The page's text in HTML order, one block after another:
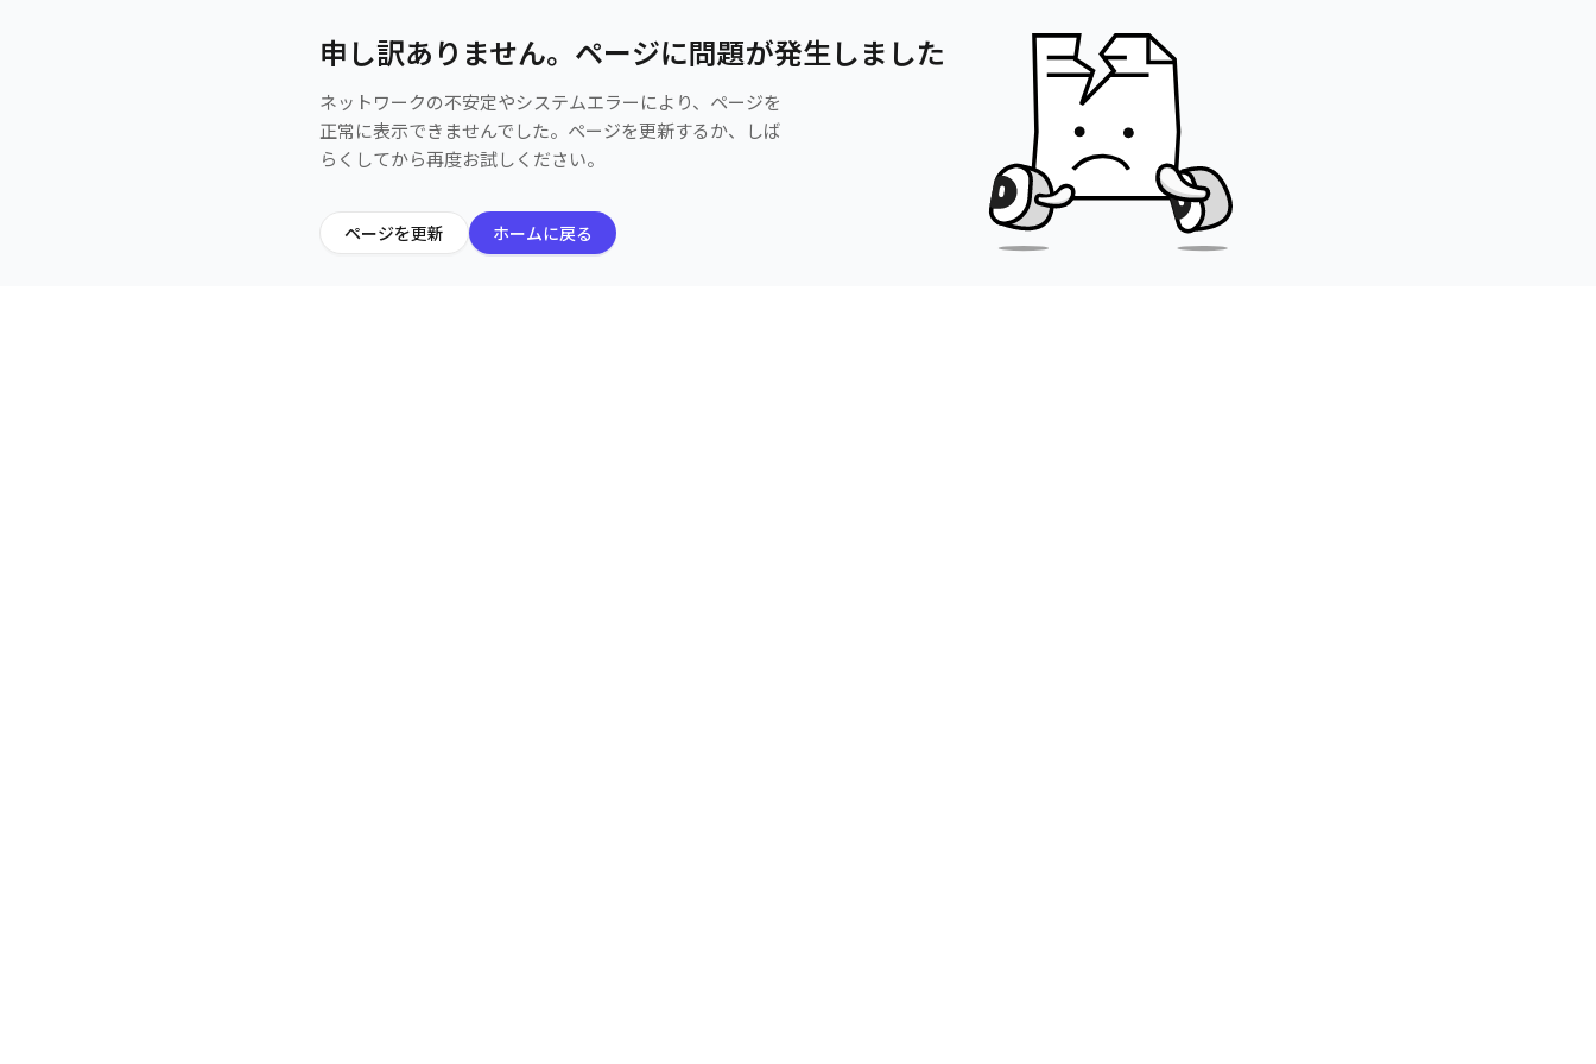
申し訳ありません。ページに問題が発生しました
ネットワークの不安定やシステムエラーにより、ページを
正常に表示できませんでした。ページを更新するか、しば
らくしてから再度お試しください。
ページを更新 ホームに戻る